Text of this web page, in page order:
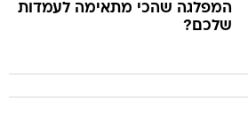
המפלגה שהכי מתאימה לעמדות
שלכם?